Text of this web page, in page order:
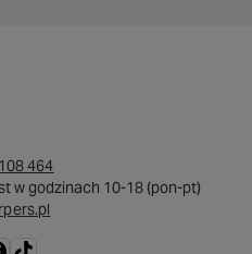
464
w godzinach 10-18 (pon-pt)